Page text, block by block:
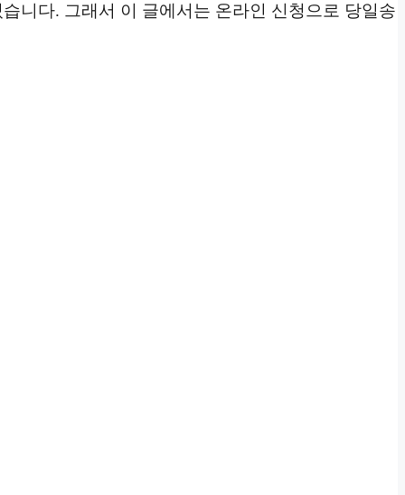
니다. 그래서 이 글에서는 온라인 신청으로 당일송